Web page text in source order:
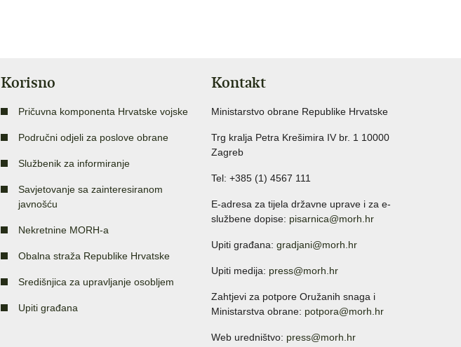
Korisno
Pričuvna komponenta Hrvatske vojske
Područni odjeli za poslove obrane
Službenik za informiranje
Savjetovanje sa zainteresiranom
javnošću
Nekretnine MORH-a
Obalna straža Republike Hrvatske
Središnjica za upravljanje osobljem
Upiti građana
Kontakt
Ministarstvo obrane Republike Hrvatske
Trg kralja Petra Krešimira IV br. 1 10000
Zagreb
Tel: +385 (1) 4567 111
E-adresa za tijela državne uprave i za e-
službene dopise: pisarnica@morh.hr
Upiti građana: gradjani@morh.hr
Upiti medija: press@morh.hr
Zahtjevi za potpore Oružanih snaga i
Ministarstva obrane: potpora@morh.hr
Web uredništvo: press@morh.hr